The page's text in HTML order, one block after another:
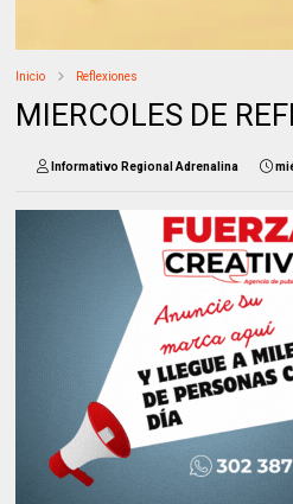
Inicio Reflexiones
MIERCOLES DE
Informativo Regional Adrenalina